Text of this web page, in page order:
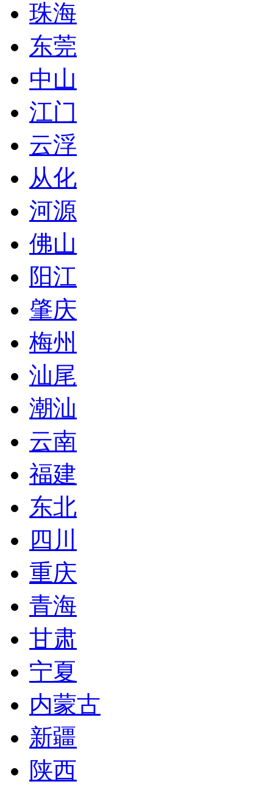
珠海
东莞
中山
江门
云浮
从化
河源
佛山
阳江
肇庆
梅州
汕尾
潮汕
云南
福建
东北
四川
重庆
青海
甘肃
宁夏
内蒙古
新疆
陕西